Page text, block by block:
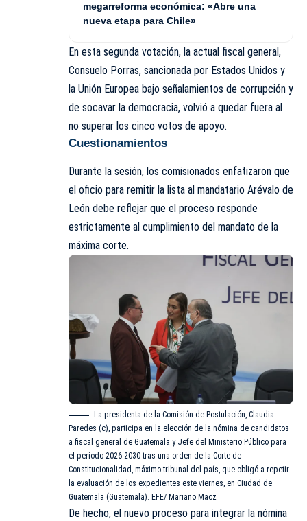
megarreforma económica: «Abre una
nueva etapa para Chile»
En esta segunda votación, la actual fiscal general,
Consuelo Porras, sancionada por Estados Unidos y
la Unión Europea bajo señalamientos de corrupción y
de socavar la democracia, volvió a quedar fuera al
no superar los cinco votos de apoyo.
Cuestionamientos
Durante la sesión, los comisionados enfatizaron que
el oficio para remitir la lista al mandatario Arévalo de
León debe reflejar que el proceso responde
estrictamente al cumplimiento del mandato de la
máxima corte.
La presidenta de la Comisión de Postulación, Claudia
Paredes (c), participa en la elección de la nómina de candidatos
a fiscal general de Guatemala y Jefe del Ministerio Público para
el período 2026-2030 tras una orden de la Corte de
Constitucionalidad, máximo tribunal del país, que obligó a repetir
la evaluación de los expedientes este viernes, en Ciudad de
Guatemala (Guatemala). EFE/ Mariano Macz
De hecho, el nuevo proceso para integrar la nómina